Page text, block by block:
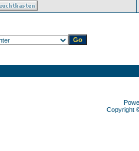
Copyright